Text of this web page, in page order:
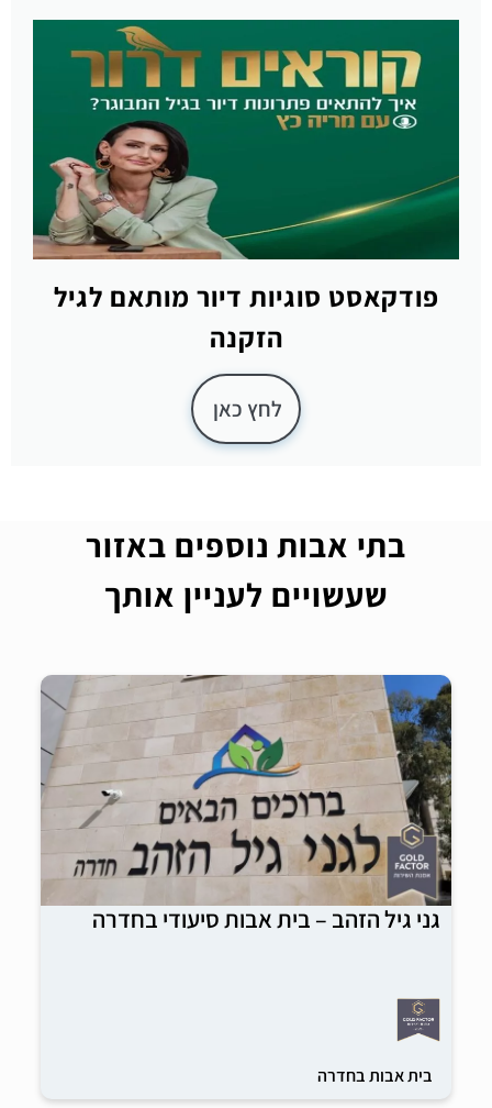
פודקאסט סוגיות דיור מותאם לגיל
הזקנה
לחץ כאן
בתי אבות נוספים באזור
שעשויים לעניין אותך
גני גיל הזהב – בית אבות סיעודי בחדרה
בית אבות בחדרה